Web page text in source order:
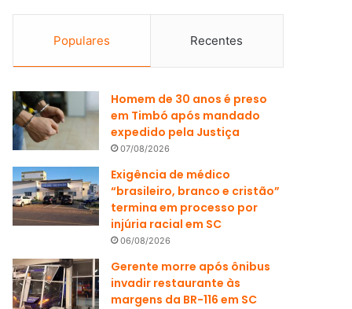
Populares Recentes
Homem de 30 anos é preso
em Timbó após mandado
expedido pela Justiça
07/08/2026
Exigência de médico
“brasileiro, branco e cristão”
termina em processo por
injúria racial em SC
06/08/2026
Gerente morre após ônibus
invadir restaurante às
margens da BR-116 em SC